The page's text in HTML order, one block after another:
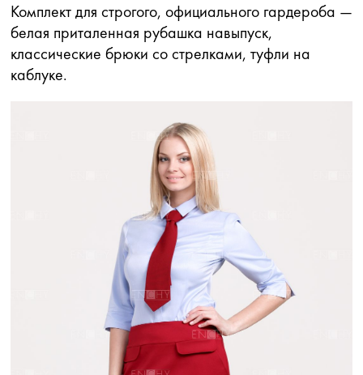
Комплект для строгого, официального гардероба —
белая приталенная рубашка навыпуск,
классические брюки со стрелками, туфли на
каблуке.